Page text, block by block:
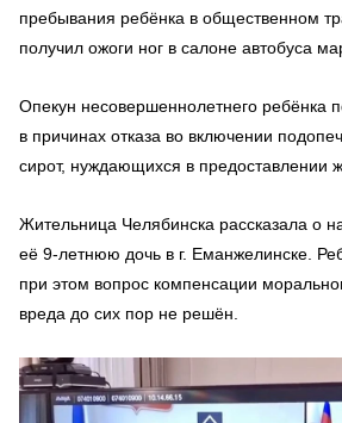
пребывания ребёнка в общественном
получил ожоги ног в салоне автобуса
Опекун несовершеннолетнего ребёнка
в причинах отказа во включении
сирот, нуждающихся в предоставлении
Жительница Челябинска рассказала о
её 9-летнюю дочь в г. Еманжелинске.
при этом вопрос компенсации
вреда до сих пор не решён.